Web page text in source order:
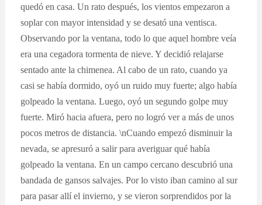
quedó en casa. Un rato después, los vientos empezaron a
soplar con mayor intensidad y se desató una ventisca.
Observando por la ventana, todo lo que aquel hombre veía
era una cegadora tormenta de nieve. Y decidió relajarse
sentado ante la chimenea. Al cabo de un rato, cuando ya
casi se había dormido, oyó un ruido muy fuerte; algo había
golpeado la ventana. Luego, oyó un segundo golpe muy
fuerte. Miró hacia afuera, pero no logró ver a más de unos
pocos metros de distancia. \nCuando empezó disminuir la
nevada, se apresuró a salir para averiguar qué había
golpeado la ventana. En un campo cercano descubrió una
bandada de gansos salvajes. Por lo visto iban camino al sur
para pasar allí el invierno, y se vieron sorprendidos por la